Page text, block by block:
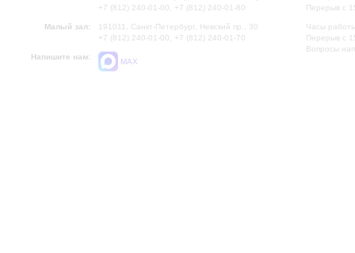
+7 (812) 240-01-00, +7 (812) 240-01-80
Малый зал:
191011, Санкт-Петербург, Невский пр., 30
+7 (812) 240-01-00, +7 (812) 240-01-70
Напишите нам:
MAX
Перерыв с
Часы
Перерыв с
Вопросы